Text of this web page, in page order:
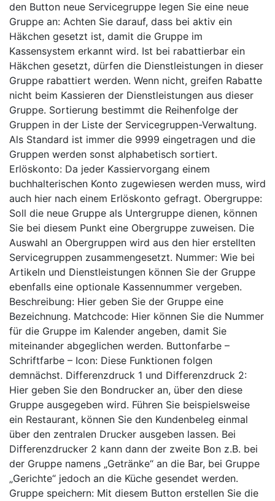
den Button neue Servicegruppe legen Sie eine neue
Gruppe an: Achten Sie darauf, dass bei aktiv ein
Häkchen gesetzt ist, damit die Gruppe im
Kassensystem erkannt wird. Ist bei rabattierbar ein
Häkchen gesetzt, dürfen die Dienstleistungen in dieser
Gruppe rabattiert werden. Wenn nicht, greifen Rabatte
nicht beim Kassieren der Dienstleistungen aus dieser
Gruppe. Sortierung bestimmt die Reihenfolge der
Gruppen in der Liste der Servicegruppen-Verwaltung.
Als Standard ist immer die 9999 eingetragen und die
Gruppen werden sonst alphabetisch sortiert.
Erlöskonto: Da jeder Kassiervorgang einem
buchhalterischen Konto zugewiesen werden muss, wird
auch hier nach einem Erlöskonto gefragt. Obergruppe:
Soll die neue Gruppe als Untergruppe dienen, können
Sie bei diesem Punkt eine Obergruppe zuweisen. Die
Auswahl an Obergruppen wird aus den hier erstellten
Servicegruppen zusammengesetzt. Nummer: Wie bei
Artikeln und Dienstleistungen können Sie der Gruppe
ebenfalls eine optionale Kassennummer vergeben.
Beschreibung: Hier geben Sie der Gruppe eine
Bezeichnung. Matchcode: Hier können Sie die Nummer
für die Gruppe im Kalender angeben, damit Sie
miteinander abgeglichen werden. Buttonfarbe –
Schriftfarbe – Icon: Diese Funktionen folgen
demnächst. Differenzdruck 1 und Differenzdruck 2:
Hier geben Sie den Bondrucker an, über den diese
Gruppe ausgegeben wird. Führen Sie beispielsweise
ein Restaurant, können Sie den Kundenbeleg einmal
über den zentralen Drucker ausgeben lassen. Bei
Differenzdrucker 2 kann dann der zweite Bon z.B. bei
der Gruppe namens „Getränke“ an die Bar, bei Gruppe
„Gerichte“ jedoch an die Küche gesendet werden.
Gruppe speichern: Mit diesem Button erstellen Sie die